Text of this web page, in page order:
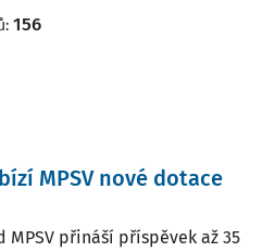
156
MPSV nové dotace
MPSV přináší příspěvek až 35